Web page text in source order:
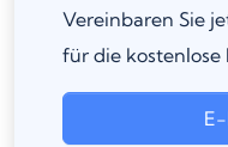
Vereinbaren Sie
für die